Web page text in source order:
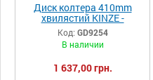
Диск колтера 410mm
хвилястий KINZE -
GD9254
Код: GD9254
В наличии
1 637,00 грн.